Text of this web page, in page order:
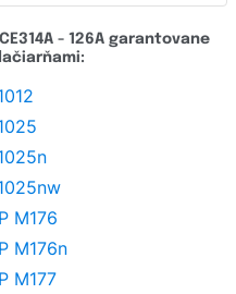
- 126A garantovane
M176
M176n
M177